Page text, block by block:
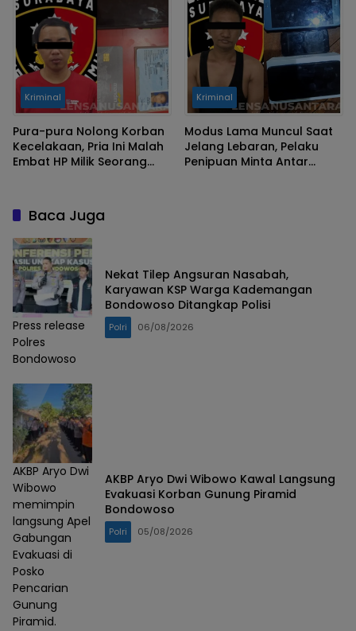
Kriminal
Pura-pura Nolong Korban
Kecelakaan, Pria Ini Malah
Embat HP Milik Seorang
Kriminal
Modus Lama Muncul Saat
Jelang Lebaran, Pelaku
Penipuan Minta Antar
Baca Juga
Press release
Polres
Bondowoso
Nekat Tilep Angsuran Nasabah,
Karyawan KSP Warga Kademangan
Bondowoso Ditangkap Polisi
Polri 06/08/2026
AKBP Aryo Dwi
Wibowo
memimpin
langsung Apel
Gabungan
Evakuasi di
Posko
Pencarian
Gunung
Piramid.
AKBP Aryo Dwi Wibowo Kawal Langsung
Evakuasi Korban Gunung Piramid
Bondowoso
Polri 05/08/2026